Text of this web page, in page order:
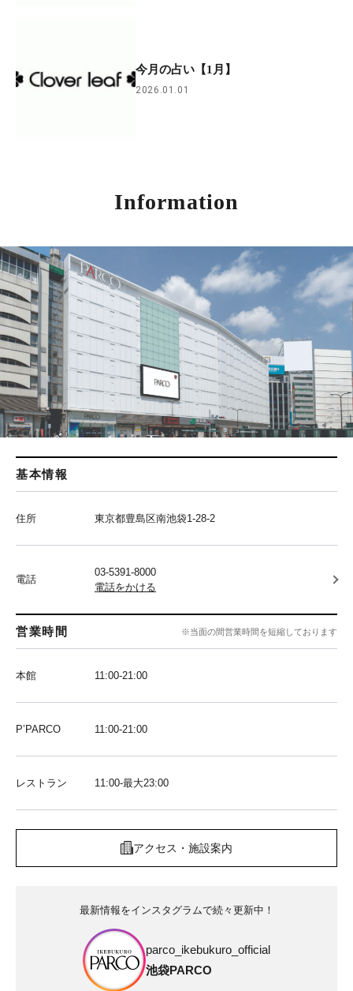
今月の占い【1月】
2026.01.01
Information
基本情報
住所 東京都豊島区南池袋1-28-2
電話
03-5391-8000
電話をかける
営業時間 ※当面の間営業時間を短縮しております
本館 11:00-21:00
P’PARCO 11:00-21:00
レストラン 11:00-最大23:00
アクセス・施設案内
最新情報をインスタグラムで続々更新中！
parco_ikebukuro_official
池袋PARCO